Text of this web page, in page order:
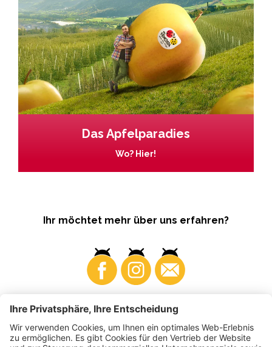
Das Apfelparadies
Wo? Hier!
Ihr möchtet mehr über uns erfahren?
Business Produzenten